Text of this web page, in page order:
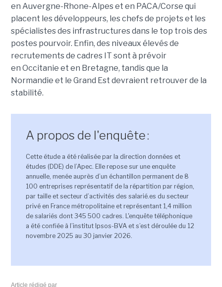
en Auvergne-Rhone-Alpes et en PACA/Corse qui
placent les développeurs, les chefs de projets et les
spécialistes des infrastructures dans le top trois des
postes pourvoir. Enfin, des niveaux élevés de
recrutements de cadres IT sont à prévoir
en Occitanie et en Bretagne, tandis que la
Normandie et le Grand Est devraient retrouver de la
stabilité.
A propos de l'enquête :
Cette étude a été réalisée par la direction données et
études (DDE) de l’Apec. Elle repose sur une enquête
annuelle, menée auprès d’un échantillon permanent de 8
100 entreprises représentatif de la répartition par région,
par taille et secteur d’activités des salarié.es du secteur
privé en France métropolitaine et représentant 1,4 million
de salariés dont 345 500 cadres. L'enquête téléphonique
a été confiée à l’institut Ipsos-BVA et s’est déroulée du 12
novembre 2025 au 30 janvier 2026.
Article rédigé par